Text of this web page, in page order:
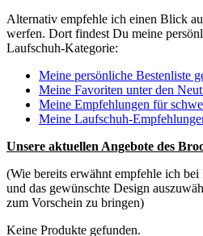
Alternativ empfehle ich einen Blick
werfen. Dort findest Du meine
Laufschuh-Kategorie:
Meine persönliche Bestenliste
Meine Favoriten unter den
Meine Empfehlungen für
Meine Laufschuh-
Unsere aktuellen Angebote des
(Wie bereits erwähnt empfehle ich bei
und das gewünschte Design
zum Vorschein zu bringen)
Keine Produkte gefunden.